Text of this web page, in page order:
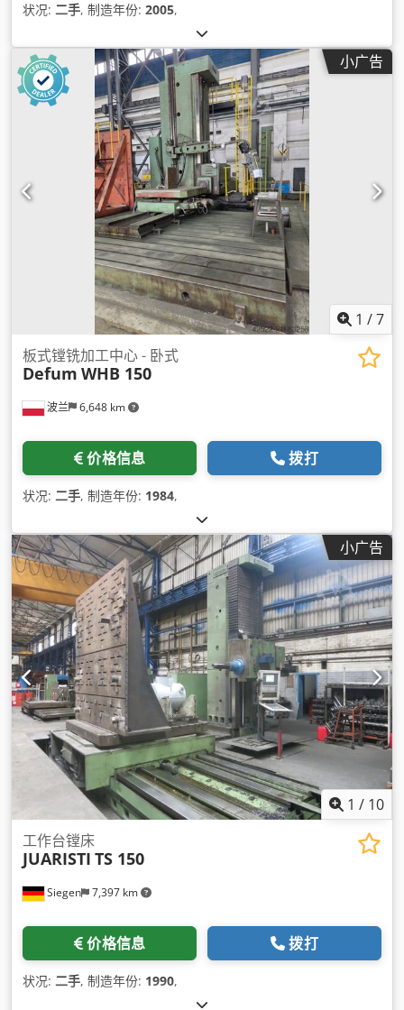
状况: 二手, 制造年份: 2005,
小广告
1 /7
波兰 6,648 km
板式镗铣加工中心 - 卧式
Defum WHB 150
价格信息 拨打
状况: 二手, 制造年份: 1984,
小广告
1 / 10
Siegen 7,397 km
工作台镗床
JUARISTI TS 150
价格信息 拨打
状况: 二手, 制造年份: 1990,